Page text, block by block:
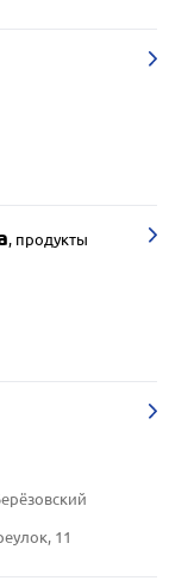
, продукты
11